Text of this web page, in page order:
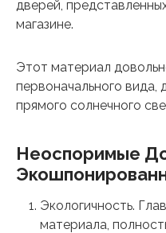
дверей,
магазине.
Этот материал
первоначального вида,
прямого солнечного
Неоспоримые
Экологичность.
материала,